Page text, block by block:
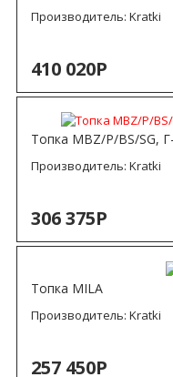
Производитель: Kratki
410 020Р
Топка MBZ/P/BS/SG,
Производитель: Kratki
306 375Р
Топка MILA
Производитель: Kratki
257 450Р